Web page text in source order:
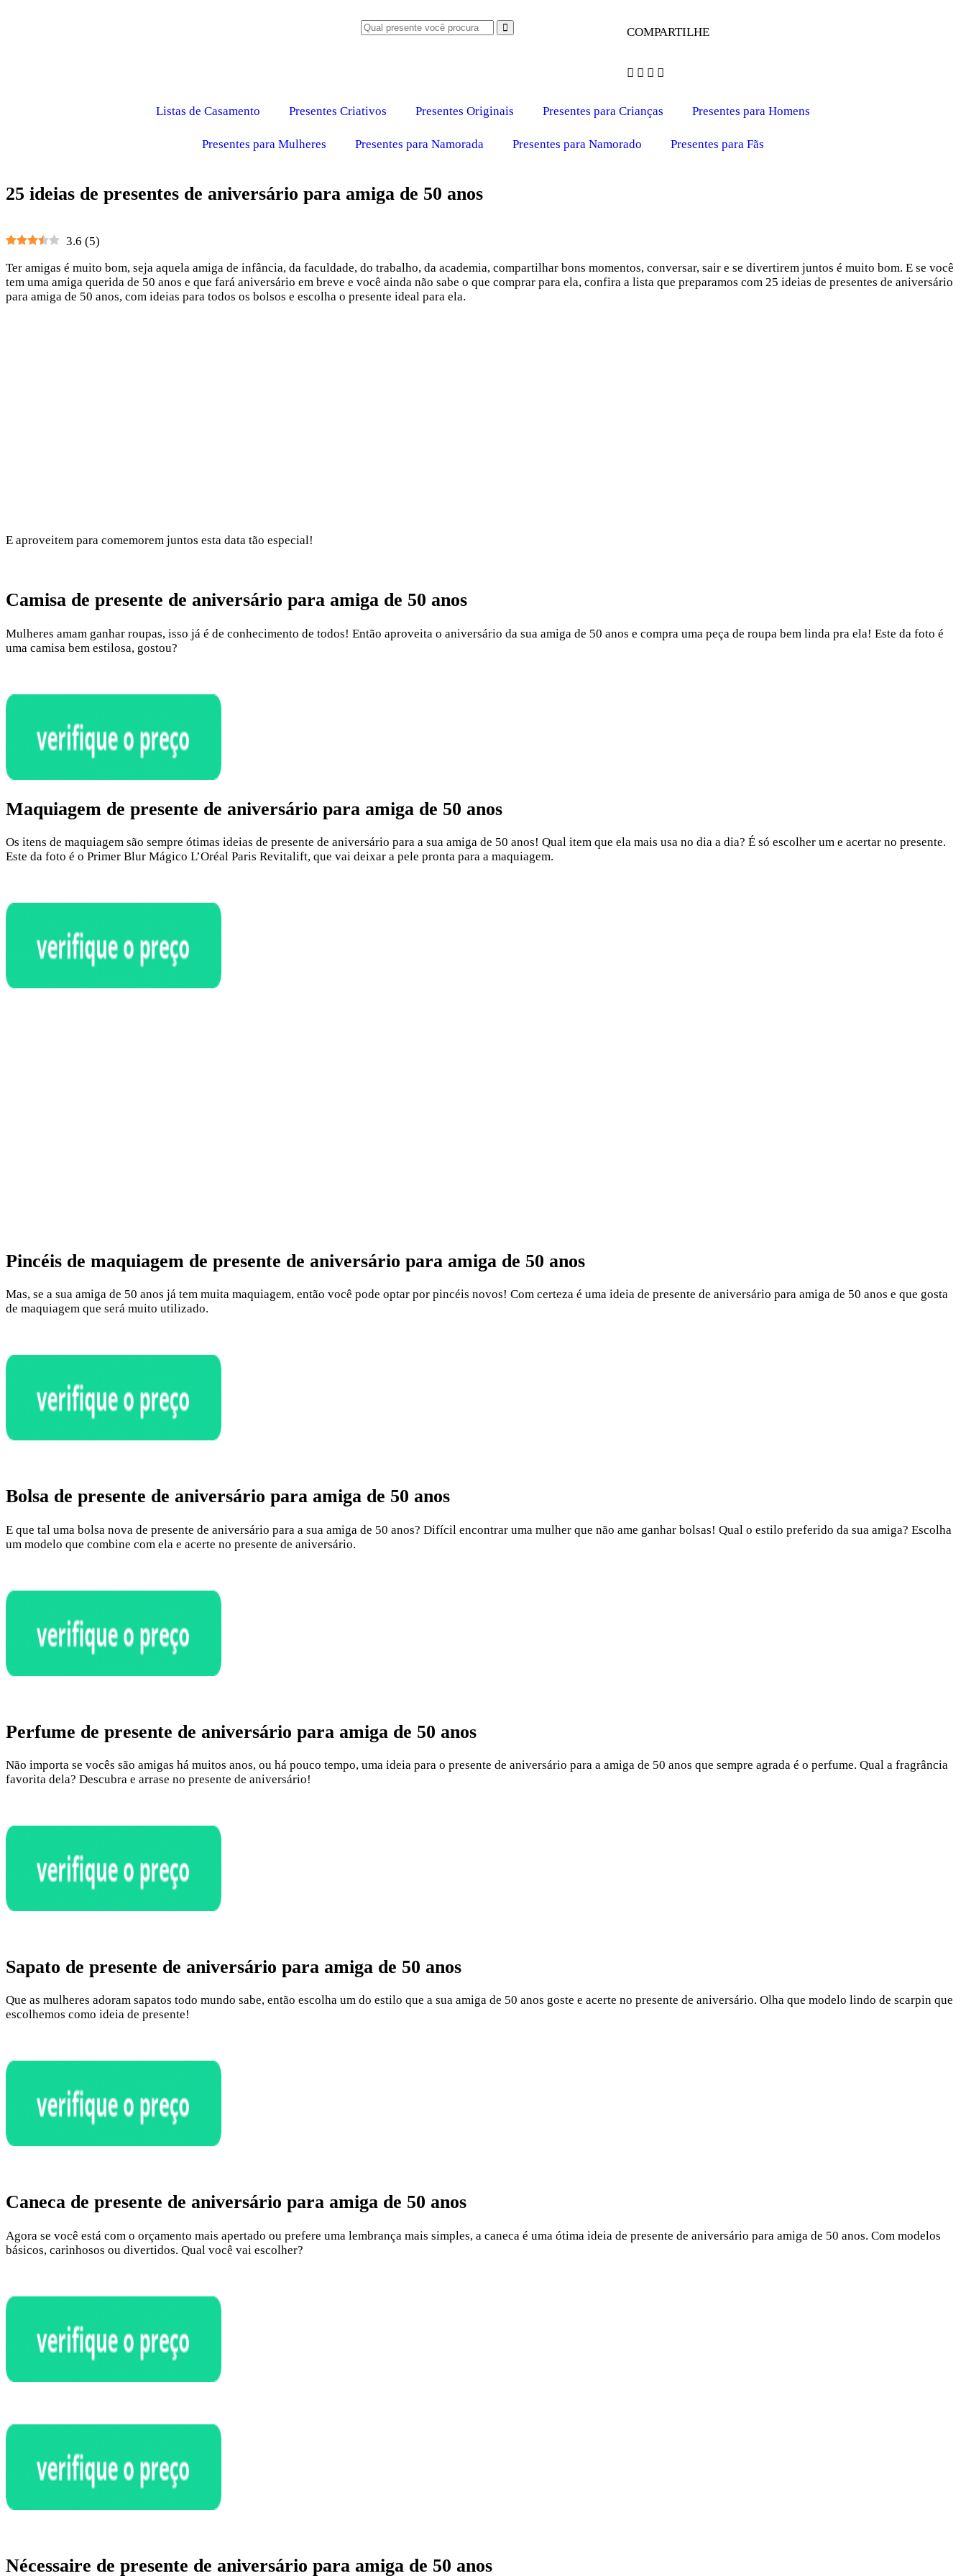
COMPARTILHE
Listas de Casamento Presentes Criativos Presentes Originais Presentes para Crianças Presentes para Homens
Presentes para Mulheres Presentes para Namorada Presentes para Namorado Presentes para Fãs
25 ideias de presentes de aniversário para amiga de 50 anos
3.6 (5)
Ter amigas é muito bom, seja aquela amiga de infância, da faculdade, do trabalho, da academia, compartilhar bons momentos, conversar, sair e se divertirem juntos é muito bom. E se você
tem uma amiga querida de 50 anos e que fará aniversário em breve e você ainda não sabe o que comprar para ela, confira a lista que preparamos com 25 ideias de presentes de aniversário
para amiga de 50 anos, com ideias para todos os bolsos e escolha o presente ideal para ela.
E aproveitem para comemorem juntos esta data tão especial!
Camisa de presente de aniversário para amiga de 50 anos
Mulheres amam ganhar roupas, isso já é de conhecimento de todos! Então aproveita o aniversário da sua amiga de 50 anos e compra uma peça de roupa bem linda pra ela! Este da foto é
uma camisa bem estilosa, gostou?
Maquiagem de presente de aniversário para amiga de 50 anos
Os itens de maquiagem são sempre ótimas ideias de presente de aniversário para a sua amiga de 50 anos! Qual item que ela mais usa no dia a dia? É só escolher um e acertar no presente.
Este da foto é o Primer Blur Mágico L’Oréal Paris Revitalift, que vai deixar a pele pronta para a maquiagem.
Pincéis de maquiagem de presente de aniversário para amiga de 50 anos
Mas, se a sua amiga de 50 anos já tem muita maquiagem, então você pode optar por pincéis novos! Com certeza é uma ideia de presente de aniversário para amiga de 50 anos e que gosta
de maquiagem que será muito utilizado.
Bolsa de presente de aniversário para amiga de 50 anos
E que tal uma bolsa nova de presente de aniversário para a sua amiga de 50 anos? Difícil encontrar uma mulher que não ame ganhar bolsas! Qual o estilo preferido da sua amiga? Escolha
um modelo que combine com ela e acerte no presente de aniversário.
Perfume de presente de aniversário para amiga de 50 anos
Não importa se vocês são amigas há muitos anos, ou há pouco tempo, uma ideia para o presente de aniversário para a amiga de 50 anos que sempre agrada é o perfume. Qual a fragrância
favorita dela? Descubra e arrase no presente de aniversário!
Sapato de presente de aniversário para amiga de 50 anos
Que as mulheres adoram sapatos todo mundo sabe, então escolha um do estilo que a sua amiga de 50 anos goste e acerte no presente de aniversário. Olha que modelo lindo de scarpin que
escolhemos como ideia de presente!
Caneca de presente de aniversário para amiga de 50 anos
Agora se você está com o orçamento mais apertado ou prefere uma lembrança mais simples, a caneca é uma ótima ideia de presente de aniversário para amiga de 50 anos. Com modelos
básicos, carinhosos ou divertidos. Qual você vai escolher?
Nécessaire de presente de aniversário para amiga de 50 anos